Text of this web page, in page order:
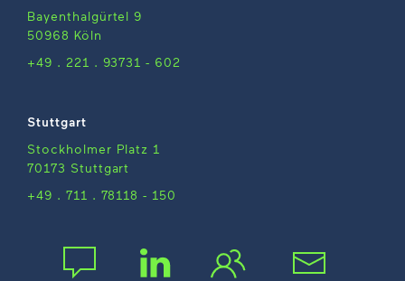
Bayenthalgürtel 9
50968 Köln
+49 . 221 . 93731 - 602
Stuttgart
Stockholmer Platz 1
70173 Stuttgart
+49 . 711 . 78118 - 150